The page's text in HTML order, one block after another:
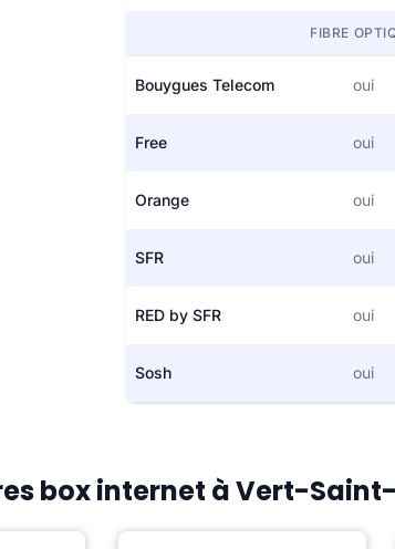
FIBRE
Bouygues Telecom oui
Free oui
Orange oui
SFR oui
RED by SFR oui
Sosh oui
box internet à Vert-